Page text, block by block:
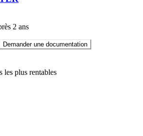
2 ans
Demander une documentation
les plus rentables